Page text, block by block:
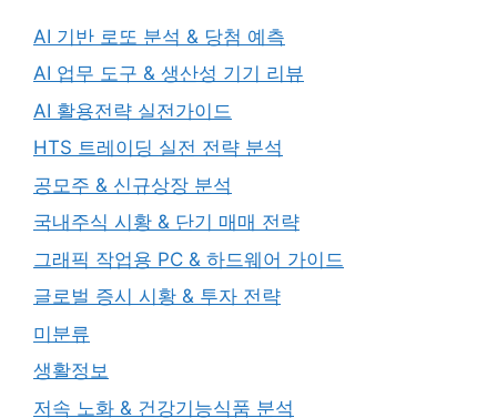
AI 기반 로또 분석 & 당첨 예측
AI 업무 도구 & 생산성 기기 리뷰
AI 활용전략 실전가이드
HTS 트레이딩 실전 전략 분석
공모주 & 신규상장 분석
국내주식 시황 & 단기 매매 전략
그래픽 작업용 PC & 하드웨어 가이드
글로벌 증시 시황 & 투자 전략
미분류
생활정보
저속 노화 & 건강기능식품 분석